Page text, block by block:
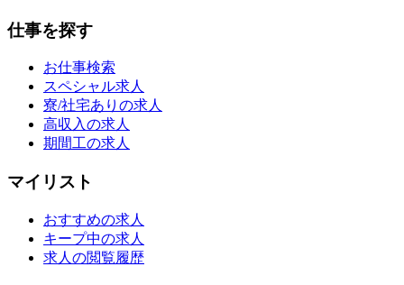
仕事を探す
お仕事検索
スペシャル求人
寮/社宅ありの求人
高収入の求人
期間工の求人
マイリスト
おすすめの求人
キープ中の求人
求人の閲覧履歴